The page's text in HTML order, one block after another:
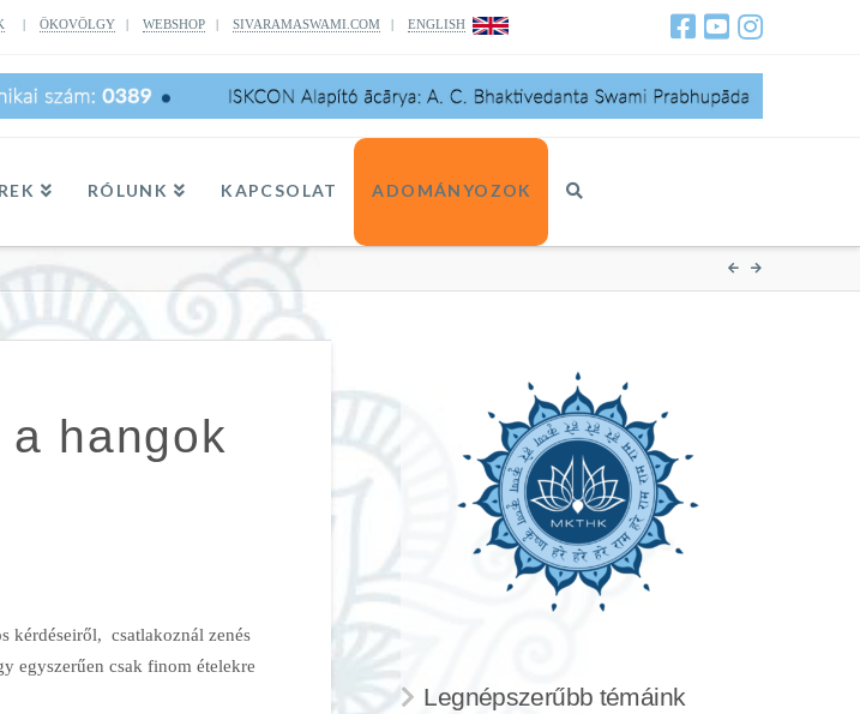
| ÖKOVÖLGY| WEBSHOP| SIVARAMASWAMI.COM| ENGLISH
RÓLUNK KAPCSOLAT ADOMÁNYOZOK
hangok
kérdéseiről, csatlakoznál zenés
egyszerűen csak finom ételekre
Legnépszerűbb témáink